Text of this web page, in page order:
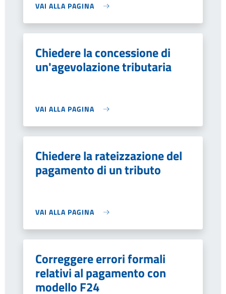
VAI ALLA PAGINA
Chiedere la concessione di
un'agevolazione tributaria
VAI ALLA PAGINA
Chiedere la rateizzazione del
pagamento di un tributo
VAI ALLA PAGINA
Correggere errori formali
relativi al pagamento con
modello F24